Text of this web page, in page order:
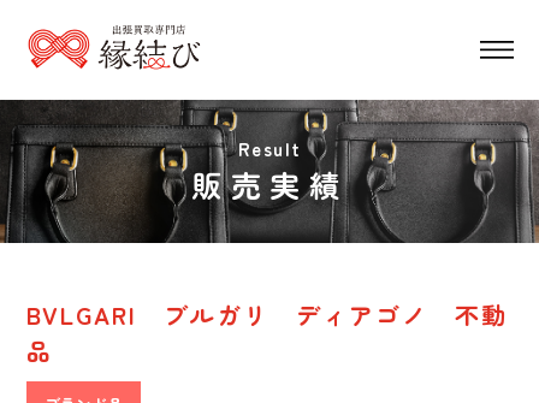
Result
販売実績
BVLGARI ブルガリ ディアゴノ 不動
品